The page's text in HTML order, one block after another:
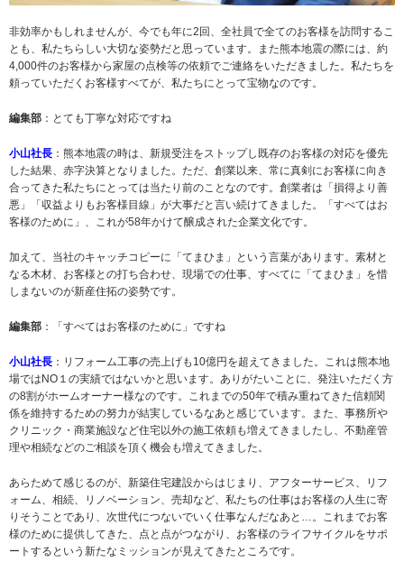
非効率かもしれませんが、今でも年に2回、全社員で全てのお客様を訪問するこ
とも、私たちらしい大切な姿勢だと思っています。また熊本地震の際には、約
4,000件のお客様から家屋の点検等の依頼でご連絡をいただきました。私たちを
頼っていただくお客様すべてが、私たちにとって宝物なのです。
編集部 ：とても丁寧な対応ですね
小山社長 ：熊本地震の時は、新規受注をストップし既存のお客様の対応を優先
した結果、赤字決算となりました。ただ、創業以来、常に真剣にお客様に向き
合ってきた私たちにとっては当たり前のことなのです。創業者は「損得より善
悪」「収益よりもお客様目線」が大事だと言い続けてきました。「すべてはお
客様のために」、これが58年かけて醸成された企業文化です。
加えて、当社のキャッチコピーに「てまひま」という言葉があります。素材と
なる木材、お客様との打ち合わせ、現場での仕事、すべてに「てまひま」を惜
しまないのが新産住拓の姿勢です。
編集部 ：「すべてはお客様のために」ですね
小山社長 ：リフォーム工事の売上げも10億円を超えてきました。これは熊本地
場ではNO１の実績ではないかと思います。ありがたいことに、発注いただく方
の8割がホームオーナー様なのです。これまでの50年で積み重ねてきた信頼関
係を維持するための努力が結実しているなあと感じています。また、事務所や
クリニック・商業施設など住宅以外の施工依頼も増えてきましたし、不動産管
理や相続などのご相談を頂く機会も増えてきました。
あらためて感じるのが、新築住宅建設からはじまり、アフターサービス、リフ
ォーム、相続、リノベーション、売却など、私たちの仕事はお客様の人生に寄
りそうことであり、次世代につないでいく仕事なんだなあと…。これまでお客
様のために提供してきた、点と点がつながり、お客様のライフサイクルをサポ
ートするという新たなミッションが見えてきたところです。